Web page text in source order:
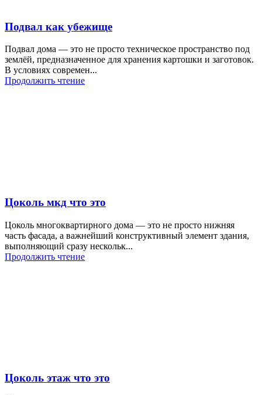
Подвал как убежище
Подвал дома — это не просто техническое пространство под
землёй, предназначенное для хранения картошки и заготовок.
В условиях современ...
Продолжить чтение
Цоколь мкд что это
Цоколь многоквартирного дома — это не просто нижняя
часть фасада, а важнейший конструктивный элемент здания,
выполняющий сразу нескольк...
Продолжить чтение
Цоколь этаж что это